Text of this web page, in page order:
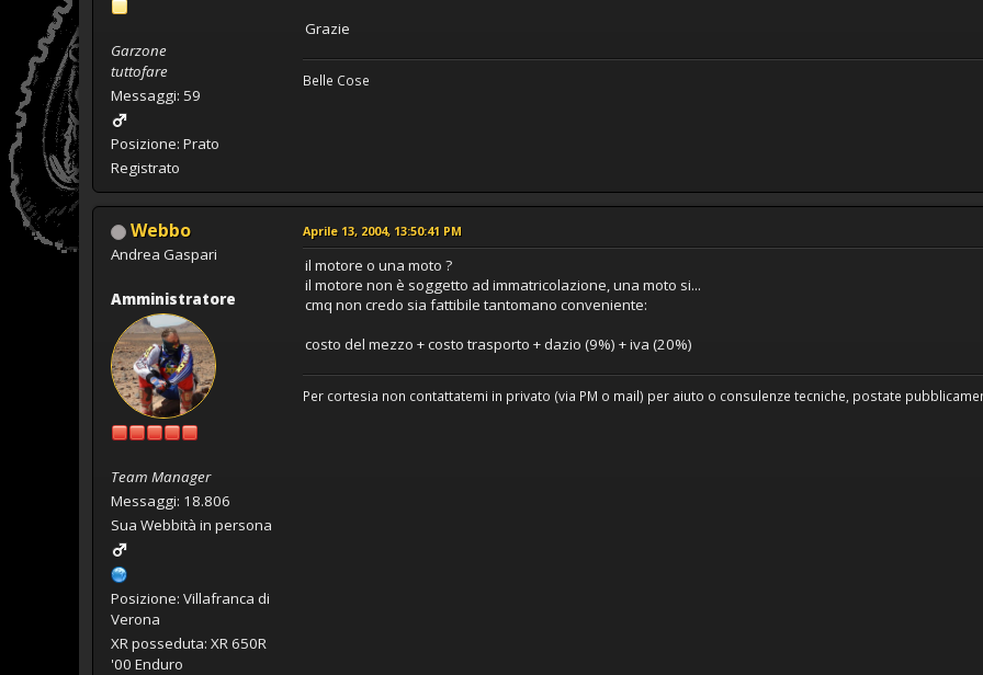
Garzone
tuttofare
Messaggi: 59
Posizione: Prato
Registrato
Grazie
Belle Cose
Webbo
Andrea Gaspari
Amministratore
Team Manager
Messaggi: 18.806
Sua Webbità in persona
Posizione: Villafranca di
Verona
XR posseduta: XR 650R
'00 Enduro
Aprile 13, 2004, 13:50:41 PM
il motore o una moto ?
il motore non è soggetto ad immatricolazione, una moto si...
cmq non credo sia fattibile tantomano conveniente:
costo del mezzo + costo trasporto + dazio (9%) + iva (20%)
Per cortesia non contattatemi in privato (via PM o mail) per aiuto o consulenze tecniche, postate